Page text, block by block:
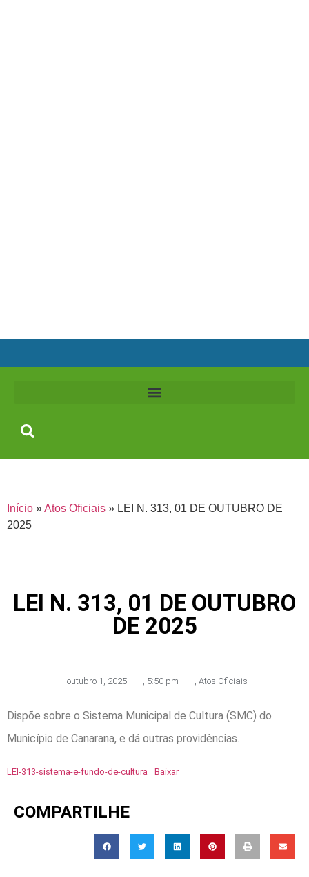
Início »Atos Oficiais » LEI N. 313, 01 DE OUTUBRO DE
2025
LEI N. 313, 01 DE OUTUBRO
DE 2025
outubro 1, 2025 , 5:50 pm , Atos Oficiais
Dispõe sobre o Sistema Municipal de Cultura (SMC) do
Município de Canarana, e dá outras providências.
LEI-313-sistema-e-fundo-de-cultura Baixar
COMPARTILHE